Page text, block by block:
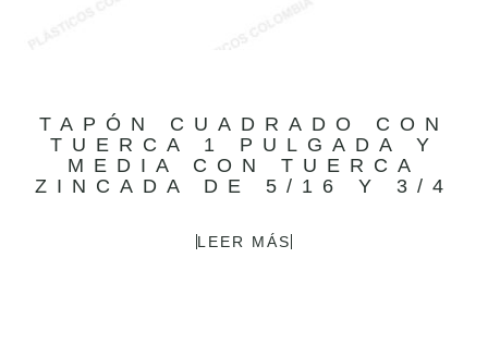
TAPÓN CUADRADO CON
TUERCA 1 PULGADA Y
MEDIA CON TUERCA
ZINCADA DE 5/16 Y 3/4
LEER MÁS